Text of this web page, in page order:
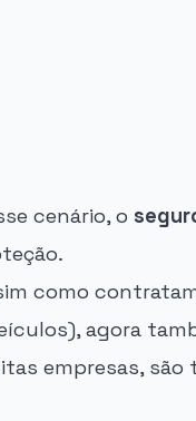
cenário, o
como
agora
empresas, são